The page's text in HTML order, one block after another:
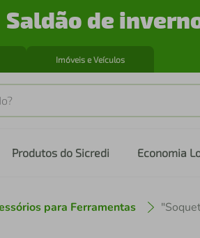
Saldão de
Imóveis e Veículos
Produtos do Sicredi Economia
para Ferramentas